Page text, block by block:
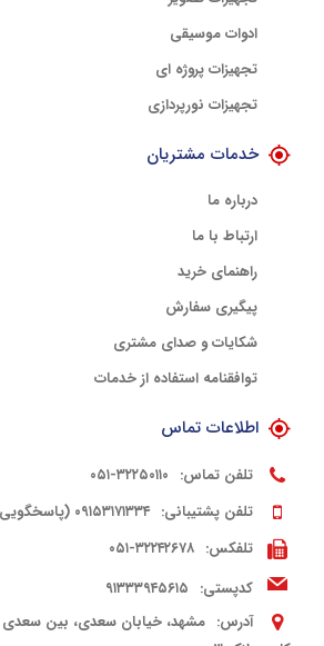
ادوات موسیقی
تجهیزات پروژه ای
تجهیزات نورپردازی
خدمات مشتریان
درباره ما
ارتباط با ما
راهنمای خرید
پیگیری سفارش
شکایات و صدای مشتری
توافقنامه استفاده از خدمات
اطلاعات تماس
تلفن تماس: ۳۲۲۵۰۱۱۰-۰۵۱
تلفن پشتیبانی: ۰۹۱۵۳۱۷۱۳۳۴ (پاسخگویی ۹ صبح الی ۱۰ شب )
تلفکس: ۳۲۲۴۲۶۷۸-۰۵۱
کدپستی: ۹۱۳۳۳۹۴۵۶۱۵
آدرس: